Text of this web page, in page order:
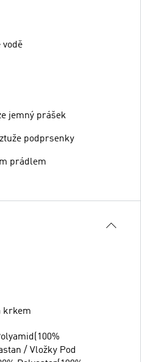
vodě
jemný prášek
podprsenky
prádlem
krkem
/ Vložky Pod